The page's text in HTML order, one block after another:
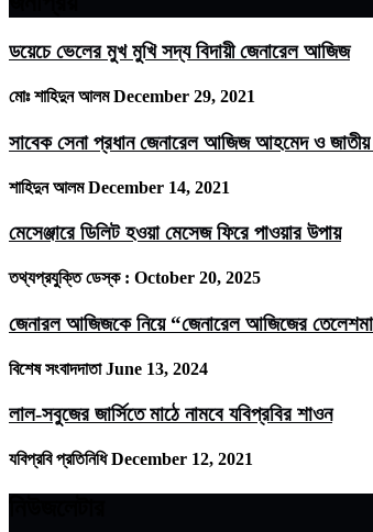
ডয়েচে ভেলের মুখ মুখি সদ্য বিদায়ী জেনারেল আজিজ
মোঃ শাহিদুন আলমDecember 29, 2021
সাবেক সেনা প্রধান জেনারেল আজিজ আহমেদ ও জাতীয়
শাহিদুন আলমDecember 14, 2021
মেসেঞ্জারে ডিলিট হওয়া মেসেজ ফিরে পাওয়ার উপায়
তথ্যপ্রযুক্তি ডেস্ক : October 20, 2025
জেনারল আজিজকে নিয়ে “জেনারেল আজিজের
বিশেষ সংবাদদাতাJune 13, 2024
লাল-সবুজের জার্সিতে মাঠে নামবে যবিপ্রবির শাওন
যবিপ্রবি প্রতিনিধিDecember 12, 2021